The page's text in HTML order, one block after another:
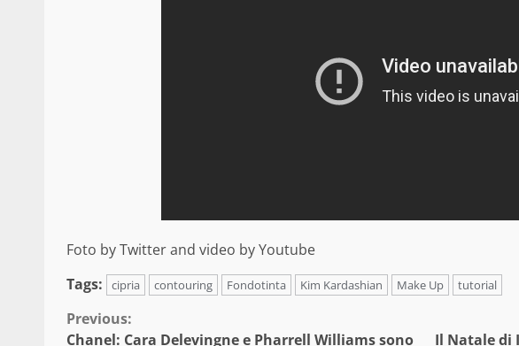
Foto by Twitter and video by Youtube
Tags:
cipria contouring Fondotinta Kim Kardashian Make Up tutorial
Continue
Previous:
Chanel: Cara Delevingne e Pharrell Williams sono
Il Natale di